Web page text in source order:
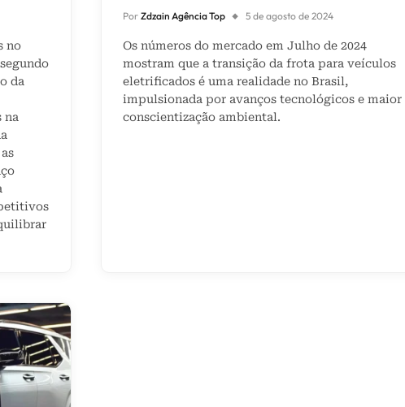
no
da
na
Por Zdzain Agência Top 5 de agosto de 2024
Os números do mercado em Julho de 2024
mostram que a transição da frota para veículos
eletrificados é uma realidade no Brasil,
impulsionada por avanços tecnológicos e maior
conscientização ambiental.